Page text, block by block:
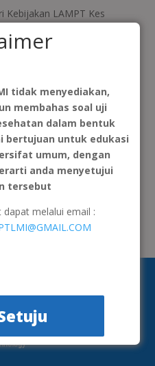
Kebijakan LAMPT Kes
dan Kolegium TLM
Tinggi,
Kompetensi TLM
tidak menyediakan,
membahas soal uji
dalam bentuk
bertujuan untuk edukasi
umum, dengan
anda menyetujui
tersebut
melalui email :